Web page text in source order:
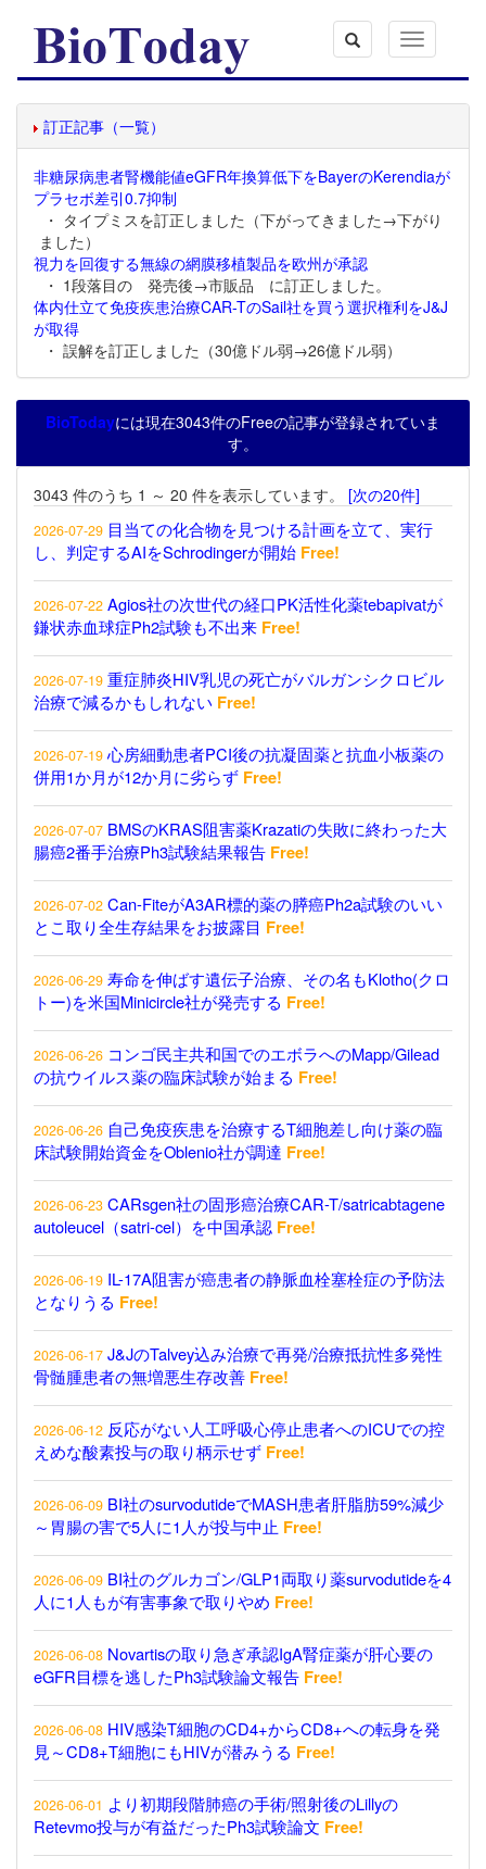
Toggle
navigation
訂正記事（一覧）
非糖尿病患者腎機能値eGFR年換算低下をBayerのKerendiaが
プラセボ差引0.7抑制
・ タイプミスを訂正しました（下がってきました→下がり
ました）
視力を回復する無線の網膜移植製品を欧州が承認
・ 1段落目の 発売後→市販品 に訂正しました。
体内仕立て免疫疾患治療CAR-TのSail社を買う選択権利をJ&J
が取得
・ 誤解を訂正しました（30億ドル弱→26億ドル弱）
BioTodayには現在3043件のFreeの記事が登録されていま
す。
3043 件のうち 1 ～ 20 件を表示しています。 [次の20件]
2026-07-29 目当ての化合物を見つける計画を立て、実行
し、判定するAIをSchrodingerが開始 Free!
2026-07-22 Agios社の次世代の経口PK活性化薬tebapivatが
鎌状赤血球症Ph2試験も不出来 Free!
2026-07-19 重症肺炎HIV乳児の死亡がバルガンシクロビル
治療で減るかもしれない Free!
2026-07-19 心房細動患者PCI後の抗凝固薬と抗血小板薬の
併用1か月が12か月に劣らず Free!
2026-07-07 BMSのKRAS阻害薬Krazatiの失敗に終わった大
腸癌2番手治療Ph3試験結果報告 Free!
2026-07-02 Can-FiteがA3AR標的薬の膵癌Ph2a試験のいい
とこ取り全生存結果をお披露目 Free!
2026-06-29 寿命を伸ばす遺伝子治療、その名もKlotho(クロ
トー)を米国Minicircle社が発売する Free!
2026-06-26 コンゴ民主共和国でのエボラへのMapp/Gilead
の抗ウイルス薬の臨床試験が始まる Free!
2026-06-26 自己免疫疾患を治療するT細胞差し向け薬の臨
床試験開始資金をOblenio社が調達 Free!
2026-06-23 CARsgen社の固形癌治療CAR-T/satricabtagene
autoleucel（satri-cel）を中国承認 Free!
2026-06-19 IL-17A阻害が癌患者の静脈血栓塞栓症の予防法
となりうる Free!
2026-06-17 J&JのTalvey込み治療で再発/治療抵抗性多発性
骨髄腫患者の無増悪生存改善 Free!
2026-06-12 反応がない人工呼吸心停止患者へのICUでの控
えめな酸素投与の取り柄示せず Free!
2026-06-09 BI社のsurvodutideでMASH患者肝脂肪59%減少
～胃腸の害で5人に1人が投与中止 Free!
2026-06-09 BI社のグルカゴン/GLP1両取り薬survodutideを4
人に1人もが有害事象で取りやめ Free!
2026-06-08 Novartisの取り急ぎ承認IgA腎症薬が肝心要の
eGFR目標を逃したPh3試験論文報告 Free!
2026-06-08 HIV感染T細胞のCD4+からCD8+への転身を発
見～CD8+T細胞にもHIVが潜みうる Free!
2026-06-01 より初期段階肺癌の手術/照射後のLillyの
Retevmo投与が有益だったPh3試験論文 Free!